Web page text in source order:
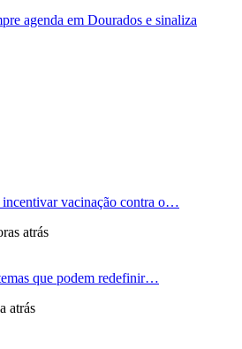
agenda em Dourados e sinaliza
incentivar vacinação contra o…
atrás
que podem redefinir…
atrás